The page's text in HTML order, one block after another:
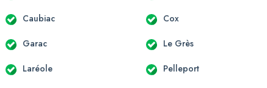
Caubiac Cox
Garac Le Grès
Laréole Pelleport